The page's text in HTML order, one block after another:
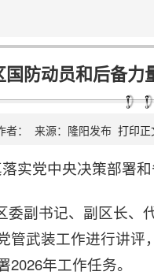
防动员和后备力
者： 来源： 隆阳发布 打印正
实党中央决策部署和
副书记、副区长、
武装工作进行讲评
年工作任务。